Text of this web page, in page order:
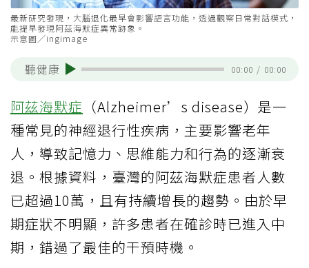
最新研究發現，大腦退化最早會影響語言功能，透過觀察日常對話模式，
能提早發現阿茲海默症異常跡象。
示意圖／ingimage
聽健康 00:00 / 00:00
阿茲海默症 （Alzheimer’s disease）是一
種常見的神經退行性疾病，主要影響老年
人，導致記憶力、思維能力和行為的逐漸衰
退。根據資料，臺灣的阿茲海默症患者人數
已超過10萬，且有持續增長的趨勢。由於早
期症狀不明顯，許多患者在確診時已進入中
期，錯過了最佳的干預時機。